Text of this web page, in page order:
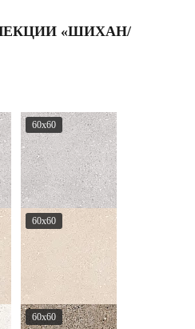
«ШИХАН/
60x60
60x60
60x60